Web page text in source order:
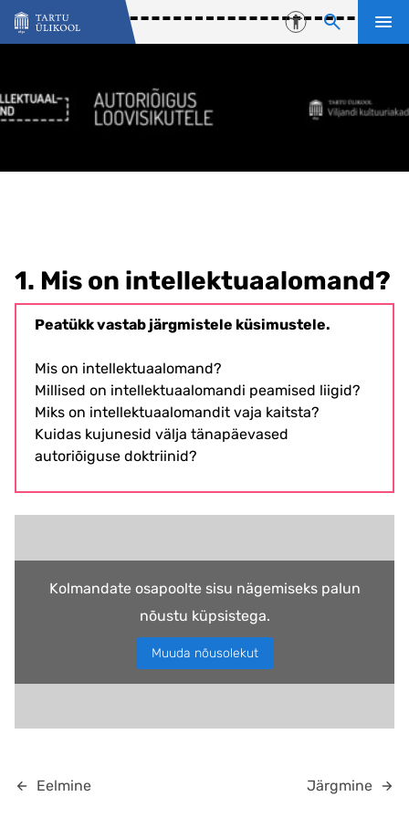
Liigu edasi põhisisu juurde
1. Mis on intellektuaalomand?
Peatükk vastab järgmistele küsimustele.
Mis on intellektuaalomand?
Millised on intellektuaalomandi peamised liigid?
Miks on intellektuaalomandit vaja kaitsta?
Kuidas kujunesid välja tänapäevased
autoriõiguse doktriinid?
Kolmandate osapoolte sisu nägemiseks palun
nõustu küpsistega.
Muuda nõusolekut
Eelmine Järgmine